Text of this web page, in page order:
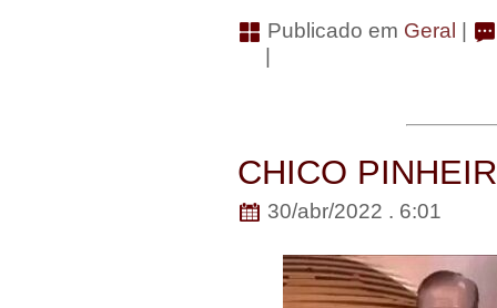
Publicado em Geral
CHICO
30/abr/2022 . 6:01